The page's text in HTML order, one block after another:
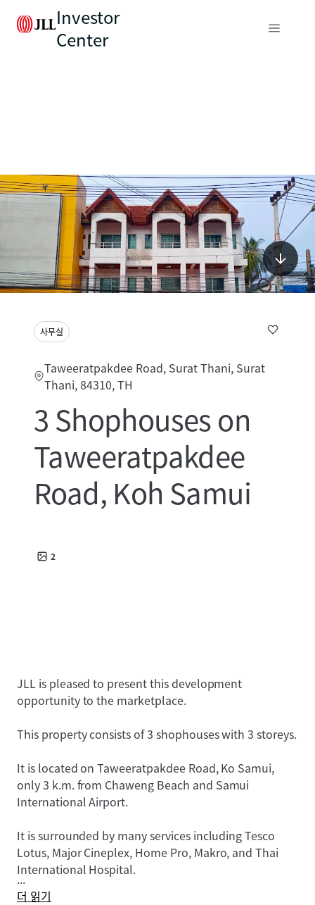
Investor
Center
사무실
Taweeratpakdee Road, Surat Thani, Surat
Thani, 84310, TH
3 Shophouses on
Taweeratpakdee
Road, Koh Samui
2
JLL is pleased to present this development
opportunity to the marketplace.
This property consists of 3 shophouses with 3 storeys.
It is located on Taweeratpakdee Road, Ko Samui,
only 3 k.m. from Chaweng Beach and Samui
International Airport.
It is surrounded by many services including Tesco
Lotus, Major Cineplex, Home Pro, Makro, and Thai
International Hospital.
...
더 읽기